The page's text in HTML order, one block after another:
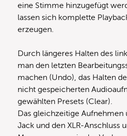
eine Stimme hinzugefügt
lassen sich komplette
erzeugen.
Durch längeres Halten des
man den letzten
machen (Undo), das Halten
nicht gespeicherten
gewählten Presets (Clear).
Das gleichzeitige
Jack und den XLR-Anschluss